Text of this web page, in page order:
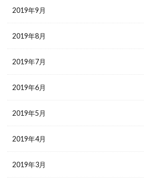
2019年9月
2019年8月
2019年7月
2019年6月
2019年5月
2019年4月
2019年3月